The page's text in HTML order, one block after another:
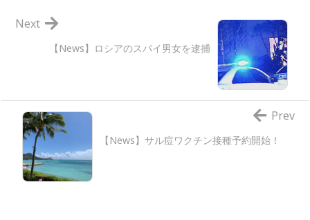
【News】ロシアのスパイ男女を逮捕
Next
【News】サル痘ワクチン接種予約開始！
Prev